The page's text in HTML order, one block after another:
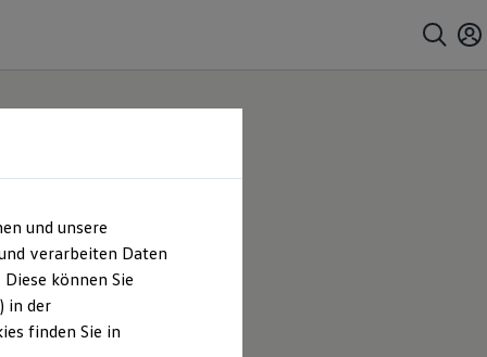
und unsere
verarbeiten Daten
können Sie
in der
finden Sie in